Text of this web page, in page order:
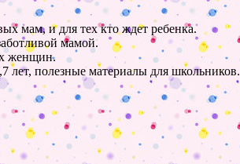
мам, и для тех кто ждет ребенка.
мамой.
женщин.
лет, полезные материалы для школьников.